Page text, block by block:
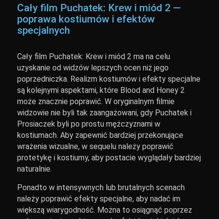
Cały film Puchatek: Krew i miód 2 —
poprawa kostiumów i efektów
specjalnych
Cały film Puchatek: Krew i miód 2 ma na celu
uzyskanie od widzów lepszych ocen niż jego
poprzedniczka. Realizm kostiumów i efekty specjalne
są kolejnymi aspektami, które Blood and Honey 2
może znacznie poprawić. W oryginalnym filmie
widzowie nie byli tak zaangażowani, gdy Puchatek i
Prosiaczek byli po prostu mężczyznami w
kostiumach. Aby zapewnić bardziej przekonujące
wrażenia wizualne, w sequelu należy poprawić
protetykę i kostiumy, aby postacie wyglądały bardziej
naturalnie.
Ponadto w intensywnych lub brutalnych scenach
należy poprawić efekty specjalne, aby nadać im
większą wiarygodność. Można to osiągnąć poprzez